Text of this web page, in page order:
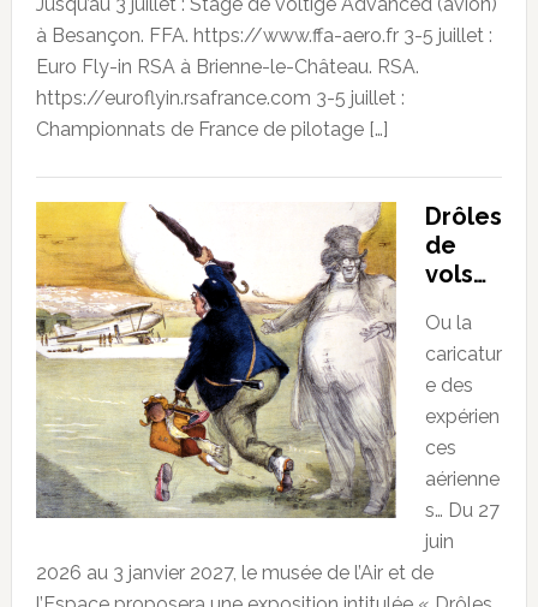
à Besançon. FFA. https://www.ffa-aero.fr 3-5 juillet :
Euro Fly-in RSA à Brienne-le-Château. RSA.
https://euroflyin.rsafrance.com 3-5 juillet :
Championnats de France de pilotage […]
Drôles
de
vols…
Ou la
caricatur
e des
expérien
ces
aérienne
s… Du 27
juin
2026 au 3 janvier 2027, le musée de l’Air et de